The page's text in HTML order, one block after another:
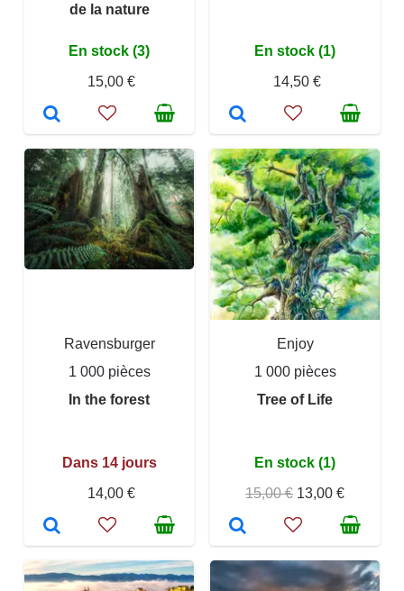
de la nature
En stock (3)
15,00 €
En stock (1)
14,50 €
Ravensburger
1 000 pièces
In the forest
Dans 14 jours
14,00 €
Enjoy
1 000 pièces
Tree of Life
En stock (1)
15,00 € 13,00 €